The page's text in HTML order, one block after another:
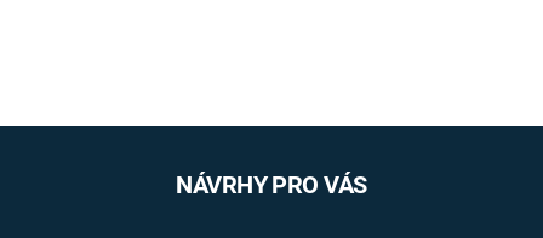
NÁVRHY PRO VÁS